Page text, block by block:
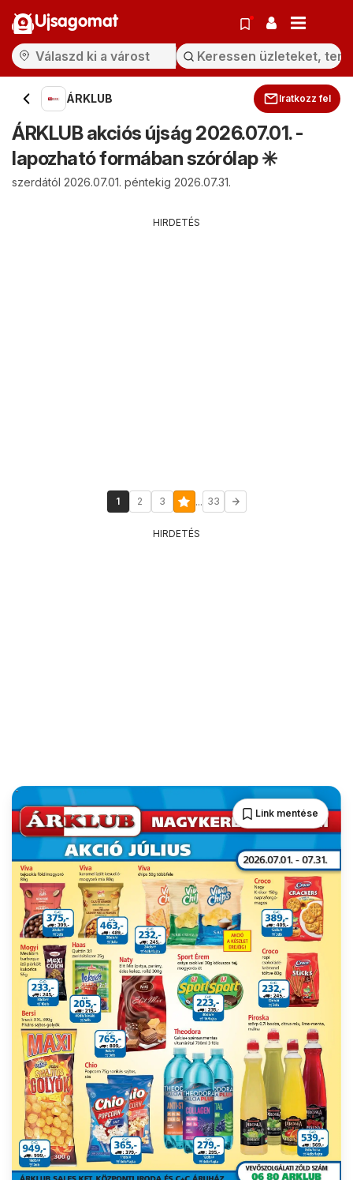
Ujsagomat
ÁRKLUB Iratkozz fel
ÁRKLUB akciós újság 2026.07.01. -
lapozható formában szórólap ✳️
szerdától 2026.07.01. péntekig 2026.07.31.
HIRDETÉS
1 2 3 ... 33
HIRDETÉS
Link mentése